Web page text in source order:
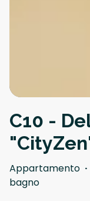
C10 -
Appartamento ·
bagno